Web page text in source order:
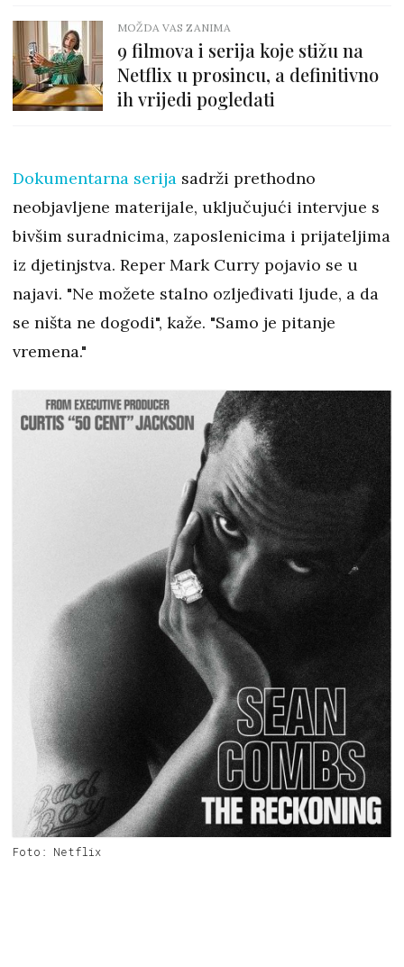
MOŽDA VAS ZANIMA
9 filmova i serija koje stižu na
Netflix u prosincu, a definitivno
ih vrijedi pogledati
Dokumentarna serija sadrži prethodno
neobjavljene materijale, uključujući intervjue s
bivšim suradnicima, zaposlenicima i prijateljima
iz djetinjstva. Reper Mark Curry pojavio se u
najavi. "Ne možete stalno ozljeđivati ljude, a da
se ništa ne dogodi", kaže. "Samo je pitanje
vremena."
Foto: Netflix